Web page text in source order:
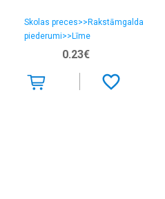
Skolas preces>>Rakstāmgalda
piederumi>>Līme
0.23€